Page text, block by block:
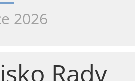
2026
Rady